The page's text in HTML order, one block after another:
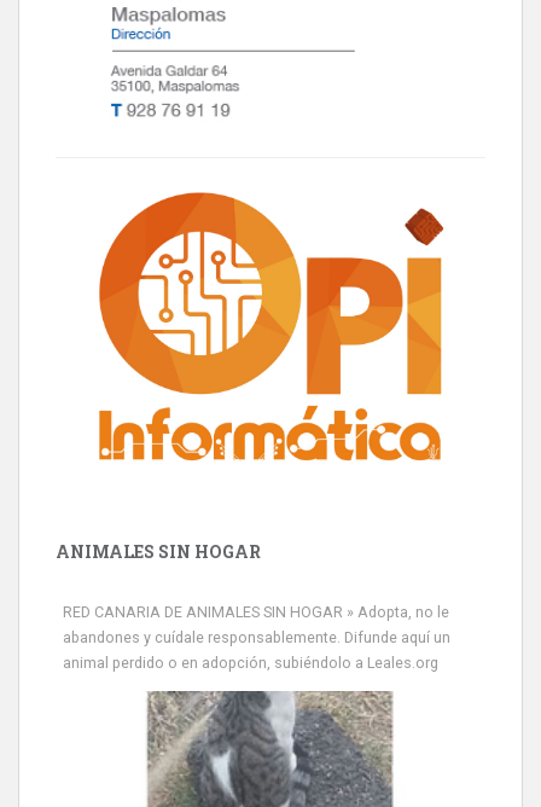
ANIMALES SIN HOGAR
RED CANARIA DE ANIMALES SIN HOGAR » Adopta, no le
abandones y cuídale responsablemente. Difunde aquí un
animal perdido o en adopción, subiéndolo a Leales.org